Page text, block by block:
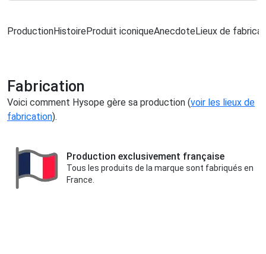
ProductionHistoireProduit iconiqueAnecdoteLieux de
Fabrication
Voici comment Hysope gère sa production (voir les lieux de
fabrication).
Production exclusivement française
Tous les produits de la marque sont fabriqués en
France.